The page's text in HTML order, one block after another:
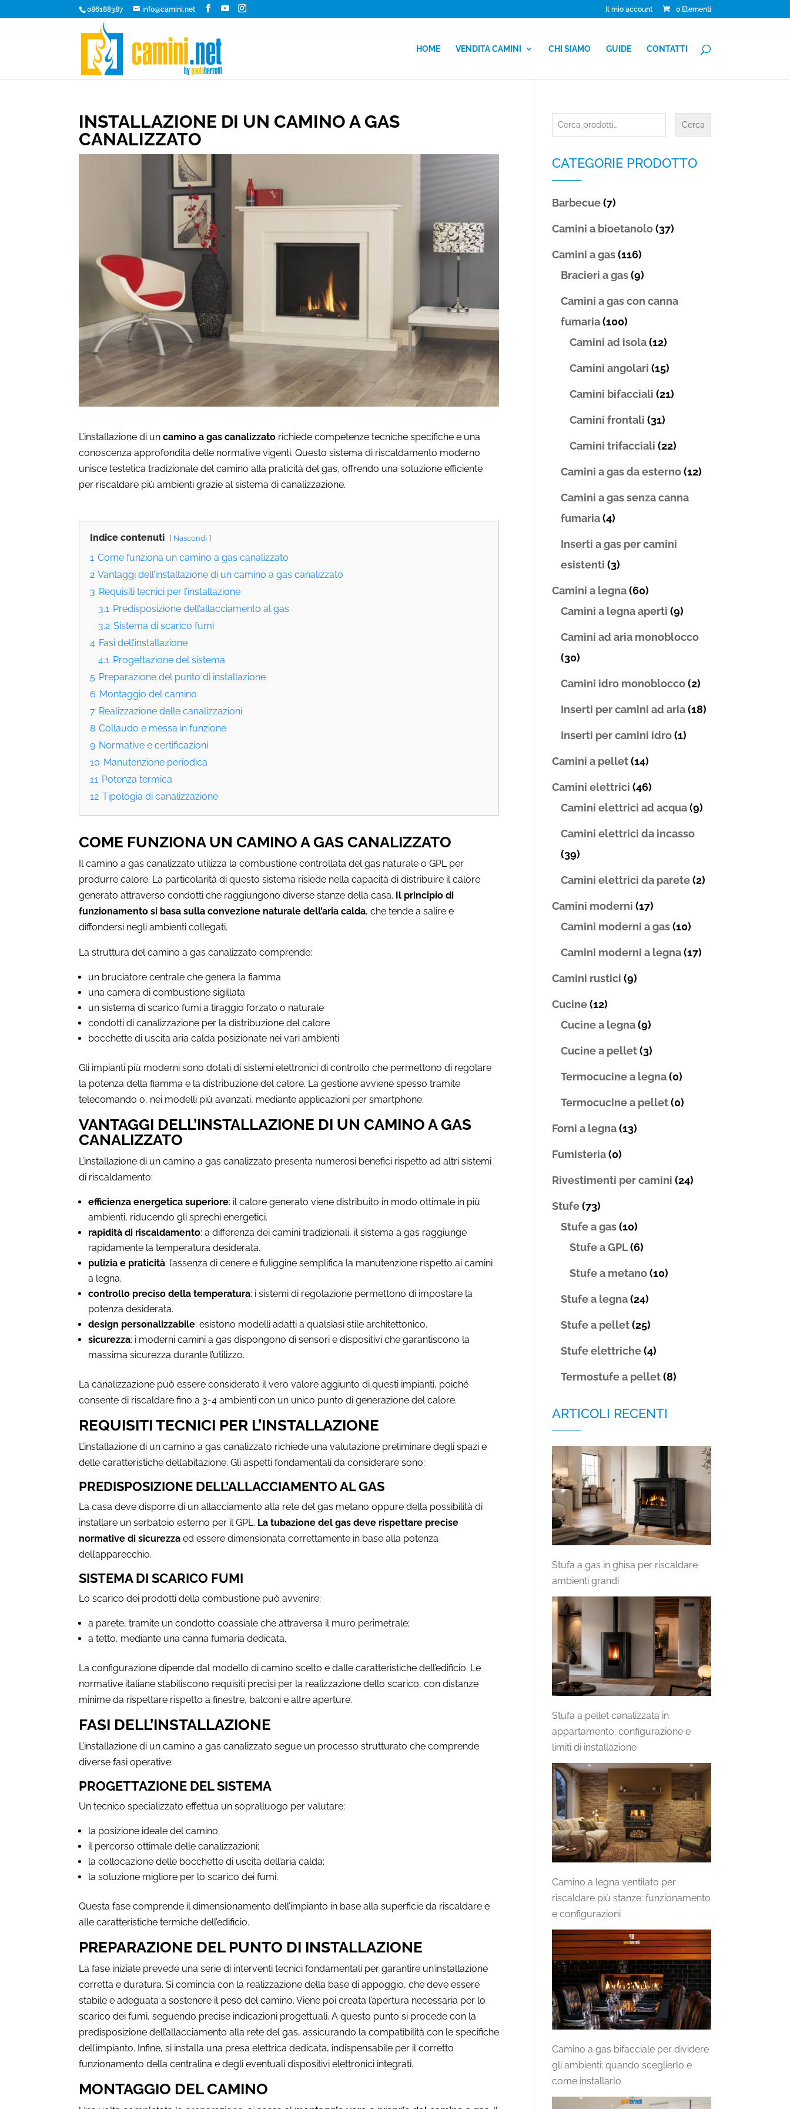
086188387 info@camini.net Il mio account 0 Elementi
HOME VENDITA CAMINI CHI SIAMO GUIDE CONTATTI
INSTALLAZIONE DI UN CAMINO A GAS
CANALIZZATO
L’installazione di uncamino a gas canalizzato richiede competenze tecniche specifiche e una
conoscenza approfondita delle normative vigenti. Questo sistema di riscaldamento moderno
unisce l’estetica tradizionale del camino alla praticità del gas, offrendo una soluzione efficiente
per riscaldare più ambienti grazie al sistema di canalizzazione.
Indice contenuti Nascondi
1 Come funziona un camino a gas canalizzato
2 Vantaggi dell’installazione di un camino a gas canalizzato
3 Requisiti tecnici per l’installazione
3.1 Predisposizione dell’allacciamento al gas
3.2 Sistema di scarico fumi
4 Fasi dell’installazione
4.1 Progettazione del sistema
5 Preparazione del punto di installazione
6 Montaggio del camino
7 Realizzazione delle canalizzazioni
8 Collaudo e messa in funzione
9 Normative e certificazioni
10 Manutenzione periodica
11 Potenza termica
12 Tipologia di canalizzazione
COME FUNZIONA UN CAMINO A GAS CANALIZZATO
Il camino a gas canalizzato utilizza la combustione controllata del gas naturale o GPL per
produrre calore. La particolarità di questo sistema risiede nella capacità di distribuire il calore
generato attraverso condotti che raggiungono diverse stanze della casa. Il principio di
funzionamento si basa sulla convezione naturale dell’aria calda, che tende a salire e
diffondersi negli ambienti collegati.
La struttura del camino a gas canalizzato comprende:
un bruciatore centrale che genera la fiamma
una camera di combustione sigillata
un sistema di scarico fumi a tiraggio forzato o naturale
condotti di canalizzazione per la distribuzione del calore
bocchette di uscita aria calda posizionate nei vari ambienti
Gli impianti più moderni sono dotati di sistemi elettronici di controllo che permettono di regolare
la potenza della fiamma e la distribuzione del calore. La gestione avviene spesso tramite
telecomando o, nei modelli più avanzati, mediante applicazioni per smartphone.
VANTAGGI DELL’INSTALLAZIONE DI UN CAMINO A GAS
CANALIZZATO
L’installazione di un camino a gas canalizzato presenta numerosi benefici rispetto ad altri sistemi
di riscaldamento:
efficienza energetica superiore: il calore generato viene distribuito in modo ottimale in più
ambienti, riducendo gli sprechi energetici.
rapidità di riscaldamento: a differenza dei camini tradizionali, il sistema a gas raggiunge
rapidamente la temperatura desiderata.
pulizia e praticità: l’assenza di cenere e fuliggine semplifica la manutenzione rispetto ai camini
a legna.
controllo preciso della temperatura: i sistemi di regolazione permettono di impostare la
potenza desiderata.
design personalizzabile: esistono modelli adatti a qualsiasi stile architettonico.
sicurezza: i moderni camini a gas dispongono di sensori e dispositivi che garantiscono la
massima sicurezza durante l’utilizzo.
La canalizzazione può essere considerato il vero valore aggiunto di questi impianti, poiché
consente di riscaldare fino a 3-4 ambienti con un unico punto di generazione del calore.
REQUISITI TECNICI PER L’INSTALLAZIONE
L’installazione di un camino a gas canalizzato richiede una valutazione preliminare degli spazi e
delle caratteristiche dell’abitazione. Gli aspetti fondamentali da considerare sono:
PREDISPOSIZIONE DELL’ALLACCIAMENTO AL GAS
La casa deve disporre di un allacciamento alla rete del gas metano oppure della possibilità di
installare un serbatoio esterno per il GPL. La tubazione del gas deve rispettare precise
normative di sicurezza ed essere dimensionata correttamente in base alla potenza
dell’apparecchio.
SISTEMA DI SCARICO FUMI
Lo scarico dei prodotti della combustione può avvenire:
a parete, tramite un condotto coassiale che attraversa il muro perimetrale;
a tetto, mediante una canna fumaria dedicata.
La configurazione dipende dal modello di camino scelto e dalle caratteristiche dell’edificio. Le
normative italiane stabiliscono requisiti precisi per la realizzazione dello scarico, con distanze
minime da rispettare rispetto a finestre, balconi e altre aperture.
FASI DELL’INSTALLAZIONE
L’installazione di un camino a gas canalizzato segue un processo strutturato che comprende
diverse fasi operative:
PROGETTAZIONE DEL SISTEMA
Un tecnico specializzato effettua un sopralluogo per valutare:
la posizione ideale del camino;
il percorso ottimale delle canalizzazioni;
la collocazione delle bocchette di uscita dell’aria calda;
la soluzione migliore per lo scarico dei fumi.
Questa fase comprende il dimensionamento dell’impianto in base alla superficie da riscaldare e
alle caratteristiche termiche dell’edificio.
PREPARAZIONE DEL PUNTO DI INSTALLAZIONE
La fase iniziale prevede una serie di interventi tecnici fondamentali per garantire un’installazione
corretta e duratura. Si comincia con la realizzazione della base di appoggio, che deve essere
stabile e adeguata a sostenere il peso del camino. Viene poi creata l’apertura necessaria per lo
scarico dei fumi, seguendo precise indicazioni progettuali. A questo punto si procede con la
predisposizione dell’allacciamento alla rete del gas, assicurando la compatibilità con le specifiche
dell’impianto. Infine, si installa una presa elettrica dedicata, indispensabile per il corretto
funzionamento della centralina e degli eventuali dispositivi elettronici integrati.
MONTAGGIO DEL CAMINO
Cerca: Cerca
CATEGORIE PRODOTTO
Barbecue (7)
Camini a bioetanolo (37)
Camini a gas (116)
Bracieri a gas (9)
Camini a gas con canna
fumaria (100)
Camini ad isola (12)
Camini angolari (15)
Camini bifacciali (21)
Camini frontali (31)
Camini trifacciali (22)
Camini a gas da esterno (12)
Camini a gas senza canna
fumaria (4)
Inserti a gas per camini
esistenti (3)
Camini a legna (60)
Camini a legna aperti (9)
Camini ad aria monoblocco
(30)
Camini idro monoblocco (2)
Inserti per camini ad aria (18)
Inserti per camini idro (1)
Camini a pellet (14)
Camini elettrici (46)
Camini elettrici ad acqua (9)
Camini elettrici da incasso
(39)
Camini elettrici da parete (2)
Camini moderni (17)
Camini moderni a gas (10)
Camini moderni a legna (17)
Camini rustici (9)
Cucine (12)
Cucine a legna (9)
Cucine a pellet (3)
Termocucine a legna (0)
Termocucine a pellet (0)
Forni a legna (13)
Fumisteria (0)
Rivestimenti per camini (24)
Stufe (73)
Stufe a gas (10)
Stufe a GPL (6)
Stufe a metano (10)
Stufe a legna (24)
Stufe a pellet (25)
Stufe elettriche (4)
Termostufe a pellet (8)
ARTICOLI RECENTI
Stufa a gas in ghisa per riscaldare
ambienti grandi
Stufa a pellet canalizzata in
appartamento: configurazione e
limiti di installazione
Camino a legna ventilato per
riscaldare più stanze: funzionamento
e configurazioni
Camino a gas bifacciale per dividere
gli ambienti: quando sceglierlo e
come installarlo